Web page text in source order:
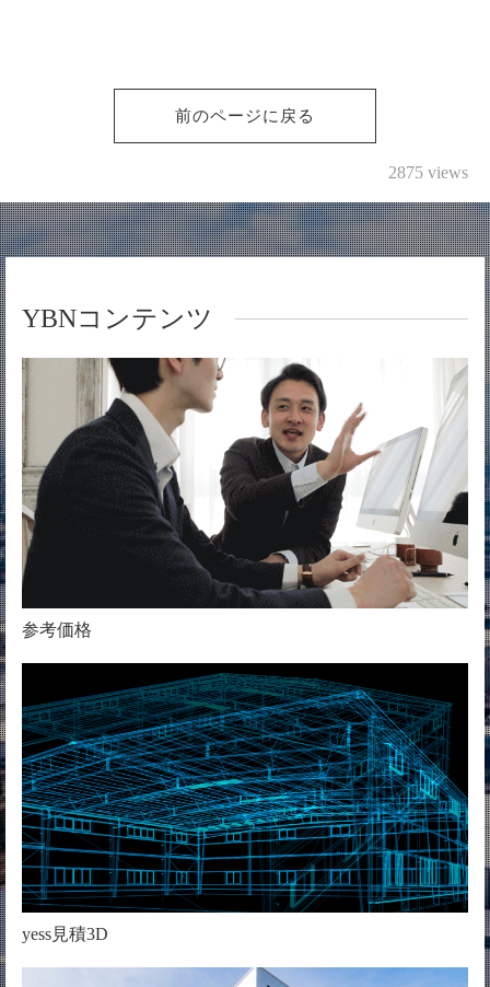
前のページに戻る
2875 views
YBNコンテンツ
参考価格
yess見積3D